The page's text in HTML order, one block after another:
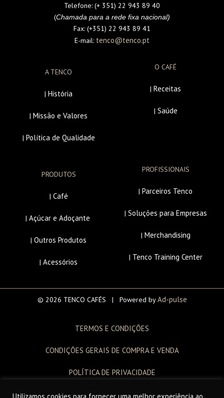
Telefone: (+ 351) 22 943 89 40
(Chamada para a rede fixa nacional)
Fax: (+351) 22 943 89 41
E-mail: tenco@tenco.pt
A TENCO
| História
| Missão e Valores
| Política de Qualidade
O CAFÉ
| Receitas
| Saúde
PRODUTOS
| Café
| Açúcar e Adoçante
| Outros Produtos
| Acessórios
PROFISSIONAIS
| Parceiros Tenco
| Soluções para Empresas
| Merchandising
| Tenco Training Center
© 2026 TENCO CAFÉS | Powered byAd-pulse
TERMOS E CONDIÇÕES
CONDIÇÕES GERAIS DE COMPRA E VENDA
POLÍTICA DE PRIVACIDADE
LIVRO DE RECLAMAÇÕES